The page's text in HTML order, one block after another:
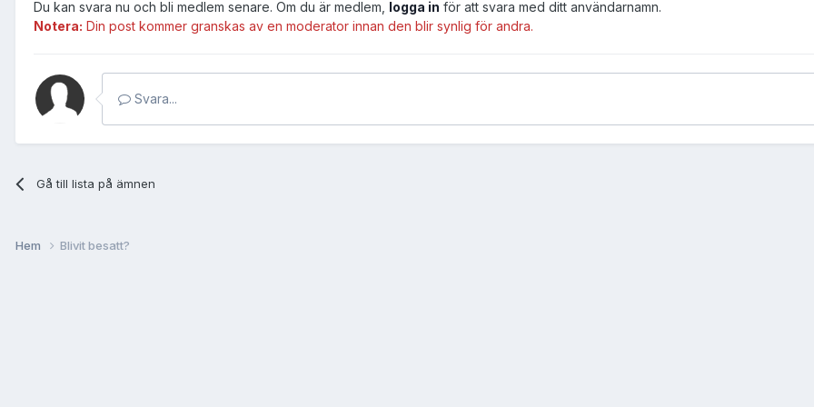
Du kan svara nu och bli medlem senare. Om du är medlem, logga in för att svara med ditt användarnamn.
Notera: Din post kommer granskas av en moderator innan den blir synlig för andra.
Svara...
Gå till lista på ämnen
Hem Blivit besatt?